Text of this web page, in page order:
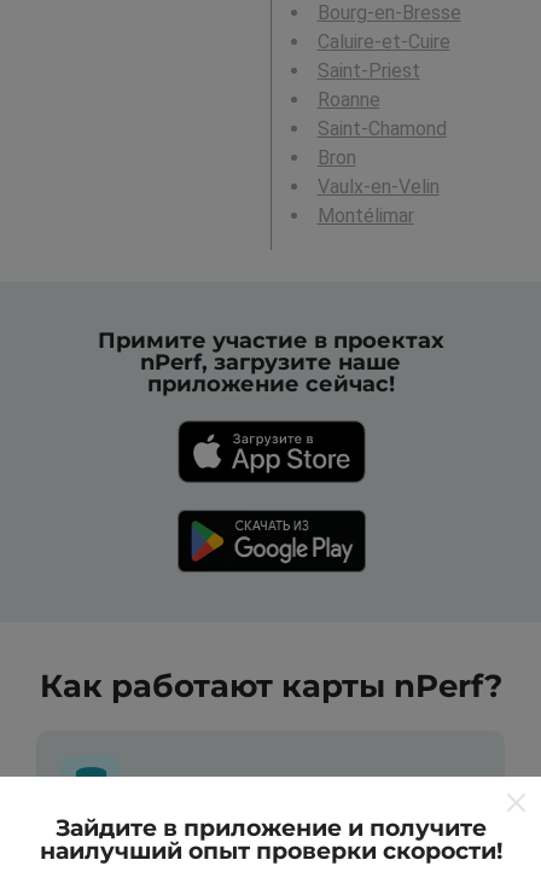
Bourg-en-Bresse
Caluire-et-Cuire
Saint-Priest
Roanne
Saint-Chamond
Bron
Vaulx-en-Velin
Montélimar
Примите участие в проектах
nPerf, загрузите наше
приложение сейчас!
Как работают карты nPerf?
Откуда берутся данные ?
Зайдите в приложение и получите
наилучший опыт проверки скорости!